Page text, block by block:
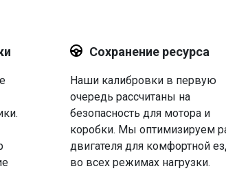
Сохранение ресурса
Наши калибровки в первую
очередь рассчитаны на
безопасность для мотора и
коробки. Мы оптимизируем
двигателя для комфортной
во всех режимах нагрузки.